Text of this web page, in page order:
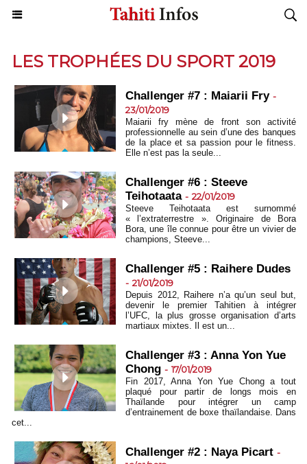
LES TROPHÉES DU SPORT 2019
Challenger #7 : Maiarii Fry -
23/01/2019
Maiarii fry mène de front son activité
professionnelle au sein d’une des banques
de la place et sa passion pour le fitness.
Elle n’est pas la seule...
Challenger #6 : Steeve
Teihotaata - 22/01/2019
Steeve Teihotaata est surnommé
« l’extraterrestre ». Originaire de Bora
Bora, une île connue pour être un vivier de
champions, Steeve...
Challenger #5 : Raihere Dudes
- 21/01/2019
Depuis 2012, Raihere n’a qu’un seul but,
devenir le premier Tahitien à intégrer
l’UFC, la plus grosse organisation d’arts
martiaux mixtes. Il est un...
Challenger #3 : Anna Yon Yue
Chong - 17/01/2019
Fin 2017, Anna Yon Yue Chong a tout
plaqué pour partir de longs mois en
Thaïlande pour intégrer un camp
d’entrainement de boxe thaïlandaise. Dans
cet...
Challenger #2 : Naya Picart -